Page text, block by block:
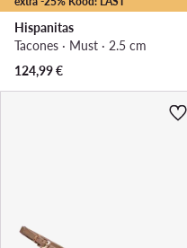
Hispanitas
Tacones · Must · 2.5 cm
124,99€